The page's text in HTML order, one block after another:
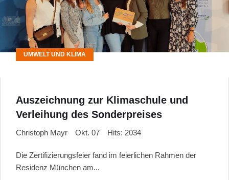
Auszeichnung zur Klimaschule und
Verleihung des Sonderpreises
Christoph Mayr
UMWELT UND KLIMA
Okt. 07 Hits: 2034
Die Zertifizierungsfeier fand im feierlichen Rahmen der
Residenz München am...